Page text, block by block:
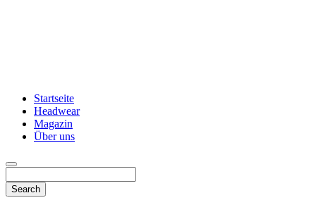
Startseite
Headwear
Magazin
Über uns